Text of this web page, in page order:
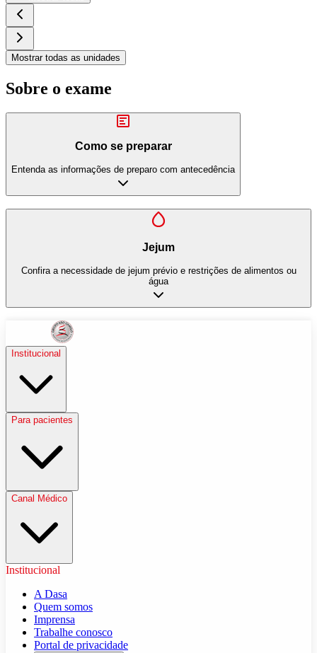
Mostrar todas as unidades
Sobre o exame
Como se preparar
Entenda as informações de preparo com antecedência
Jejum
Confira a necessidade de jejum prévio e restrições de alimentos ou
água
Institucional
Para pacientes
Canal Médico
Institucional
A Dasa
Quem somos
Imprensa
Trabalhe conosco
Portal de privacidade